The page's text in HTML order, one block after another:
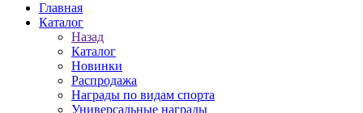
Главная
Каталог
Назад
Каталог
Новинки
Распродажа
Награды по видам спорта
Универсальные награды